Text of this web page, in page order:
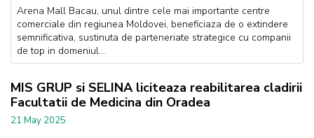
Arena Mall Bacau, unul dintre cele mai importante centre
comerciale din regiunea Moldovei, beneficiaza de o extindere
semnificativa, sustinuta de parteneriate strategice cu companii
de top in domeniul...
MIS GRUP si SELINA liciteaza reabilitarea cladirii
Facultatii de Medicina din Oradea
21 May 2025